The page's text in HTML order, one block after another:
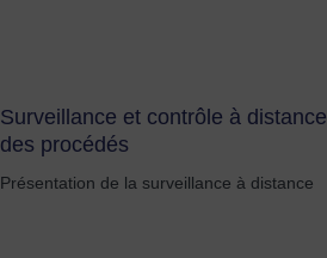
Surveillance et contrôle à distance
des procédés
Présentation de la surveillance à distance